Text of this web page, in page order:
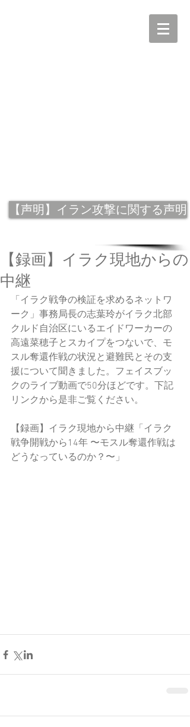
【声明】イラン攻撃に関する声明
【録画】イラク現地からの
中継
「イラク戦争の検証を求めるネットワ
ーク」事務局長の志葉玲がイラク北部
クルド自治区にいるエイドワーカーの
高遠菜穂子とスカイプをつないで、モ
スル奪還作戦の状況と避難民とその支
援について聞きました。フェイスブッ
クのライブ動画で50分ほどです。下記
リンクから是非ご覧ください。
【録画】イラク現地から中継「イラク
戦争開戦から14年 〜モスル奪還作戦は
どうなっているのか？〜」